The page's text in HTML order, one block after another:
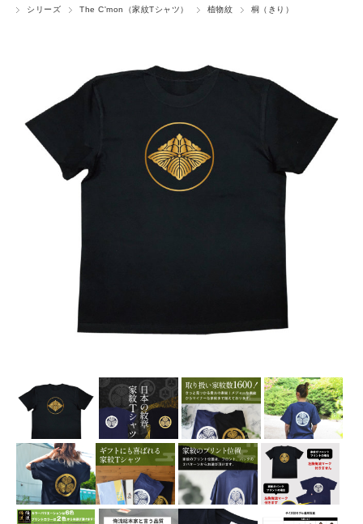
シリーズ The C'mon（家紋Tシャツ） 植物紋 桐（きり）